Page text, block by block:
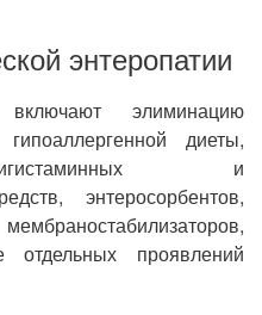
энтеропатии
элиминацию
диеты,
и
энтеросорбентов,
отдельных проявлений